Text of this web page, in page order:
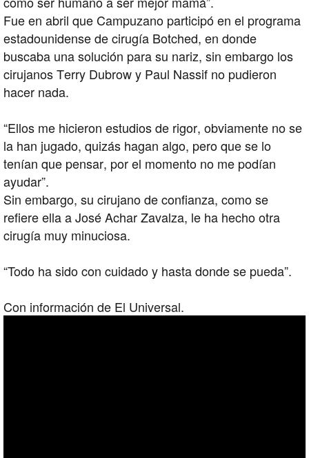
Fue en abril que Campuzano participó en el programa
estadounidense de cirugía Botched, en donde
buscaba una solución para su nariz, sin embargo los
cirujanos Terry Dubrow y Paul Nassif no pudieron
hacer nada.
“Ellos me hicieron estudios de rigor, obviamente no se
la han jugado, quizás hagan algo, pero que se lo
tenían que pensar, por el momento no me podían
ayudar”.
Sin embargo, su cirujano de confianza, como se
refiere ella a José Achar Zavalza, le ha hecho otra
cirugía muy minuciosa.
“Todo ha sido con cuidado y hasta donde se pueda”.
Con información de El Universal.